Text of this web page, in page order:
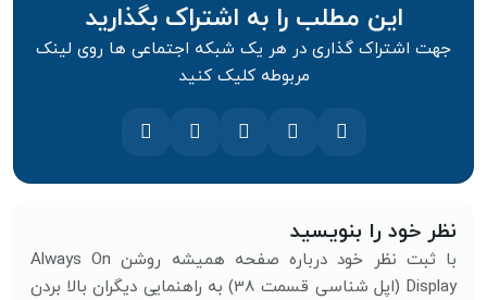
این مطلب را به اشتراک بگذارید
جهت اشتراک گذاری در هر یک شبکه اجتماعی ها روی لینک
مربوطه کلیک کنید
نظر خود را بنویسید
با ثبت نظر خود درباره صفحه همیشه روشن Always On
Display (اپل شناسی قسمت 38) به راهنمایی دیگران بالا بردن